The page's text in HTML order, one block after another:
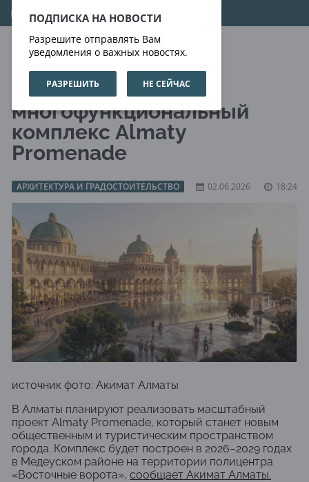
ПОДПИСКА НА НОВОСТИ
Разрешите отправлять Вам
уведомления о важных новостях.
РАЗРЕШИТЬ НЕ СЕЙЧАС
08.08.2026 15:54:22
В Алматы построят
многофункциональный
комплекс Almaty
Promenade
АРХИТЕКТУРА И ГРАДОСТОИТЕЛЬСТВО 02.06.2026 18:24
источник фото: Акимат Алматы
В Алматы планируют реализовать масштабный
проект Almaty Promenade, который станет новым
общественным и туристическим пространством
города. Комплекс будет построен в 2026–2029 годах
в Медеуском районе на территории полицентра
«Восточные ворота», сообщает Акимат Алматы.